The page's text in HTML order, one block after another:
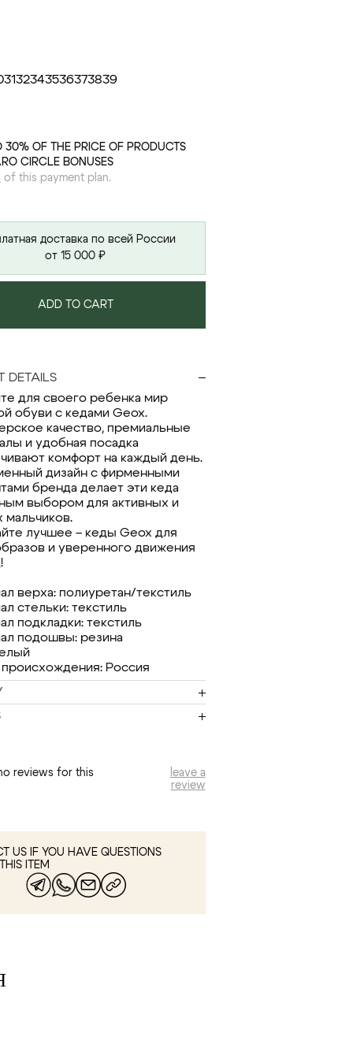
3132343536373839
30% OF THE PRICE OF PRODUCTS
CIRCLE BONUSES
of this payment plan.
доставка по всей России
от 15 000 ₽
ADD TO CART
DETAILS
для своего ребенка мир
обуви с кедами Geox.
качество, премиальные
и удобная посадка
комфорт на каждый день.
дизайн с фирменными
бренда делает эти кеда
выбором для активных и
мальчиков.
лучшее – кеды Geox для
и уверенного движения
верха: полиуретан/текстиль
стельки: текстиль
подкладки: текстиль
подошвы: резина
Россия
no reviews for this
leave a
review
US IF YOU HAVE QUESTIONS
ITEM